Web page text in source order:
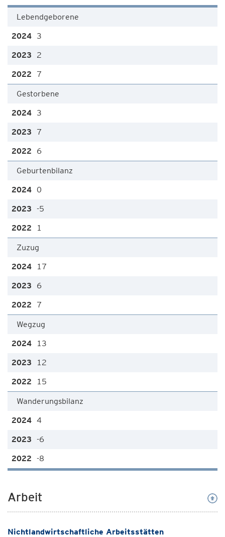
Lebendgeborene
3
2
7
Gestorbene
3
7
6
Geburtenbilanz
0
-5
1
Zuzug
17
6
7
Wegzug
13
12
15
Wanderungsbilanz
4
-6
-8
Arbeit
Nichtlandwirtschaftliche Arbeitsstätten